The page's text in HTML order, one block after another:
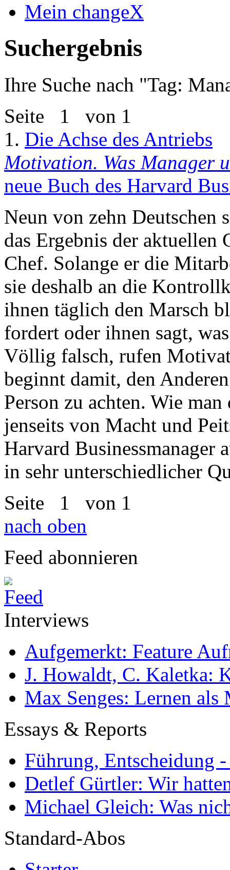
Mein changeX
Suchergebnis
Ihre Suche nach "Tag:
Seite 1 von 1
1. Die Achse des Antriebs
Motivation. Was Manager
neue Buch des Harvard
Neun von zehn Deutschen
das Ergebnis der
Chef. Solange er die
sie deshalb an die
ihnen täglich den Marsch
fordert oder ihnen sagt,
Völlig falsch, rufen
beginnt damit, den
Person zu achten. Wie
jenseits von Macht und
Harvard Businessmanager
in sehr unterschiedlicher
Seite 1 von 1
nach oben
Feed abonnieren
Interviews
Aufgemerkt: Feature
J. Howaldt, C. Kaletka:
Max Senges: Lernen als
Essays & Reports
Führung, Entscheidung
Detlef Gürtler: Wir
Michael Gleich: Was
Standard-Abos